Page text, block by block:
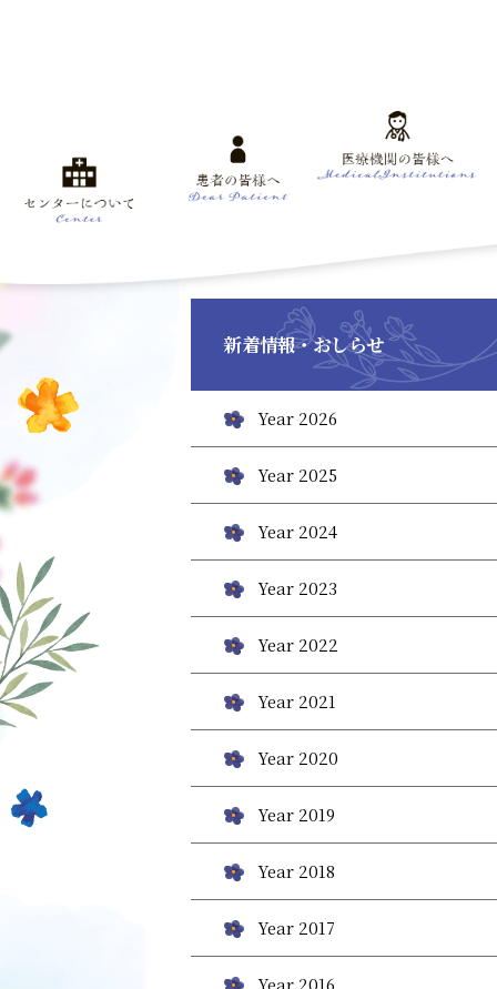
新着情報・おしらせ
Year 2026
Year 2025
Year 2024
Year 2023
Year 2022
Year 2021
Year 2020
Year 2019
Year 2018
Year 2017